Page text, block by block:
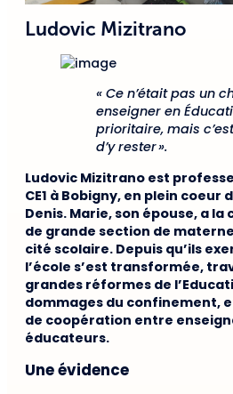
Ludovic Mizitrano
« Ce n’était pas un
enseigner en
prioritaire, mais
d’y rester ».
Ludovic Mizitrano est
CE1 à Bobigny, en plein coeur
Denis. Marie, son épouse, a la
de grande section de
cité scolaire. Depuis qu’ils
l’école s’est transformée,
grandes réformes de
dommages du confinement,
de coopération entre
éducateurs.
Une évidence